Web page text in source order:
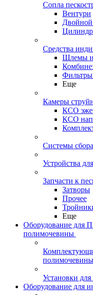
Сопла
Вентури
Средства
Шлемы и
Фильтры
Еще
Камеры
КСО
КСО
Системы
Устройства
Запчасти к
Затворы
Прочее
Еще
Оборудование для
полимочевины
полимочевины
Установки
Оборудование для